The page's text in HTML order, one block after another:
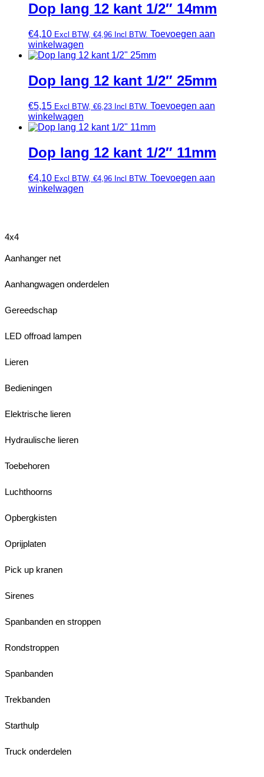
Dop lang 12 kant 1/2″ 14mm
€4,10 Excl BTW, €4,96 Incl BTW. Toevoegen aan
winkelwagen
Dop lang 12 kant 1/2″ 25mm
€5,15 Excl BTW, €6,23 Incl BTW. Toevoegen aan
winkelwagen
Dop lang 12 kant 1/2″ 11mm
€4,10 Excl BTW, €4,96 Incl BTW. Toevoegen aan
winkelwagen
4x4
Aanhanger net
Aanhangwagen onderdelen
Gereedschap
LED offroad lampen
Lieren
Bedieningen
Elektrische lieren
Hydraulische lieren
Toebehoren
Luchthoorns
Opbergkisten
Oprijplaten
Pick up kranen
Sirenes
Spanbanden en stroppen
Rondstroppen
Spanbanden
Trekbanden
Starthulp
Truck onderdelen